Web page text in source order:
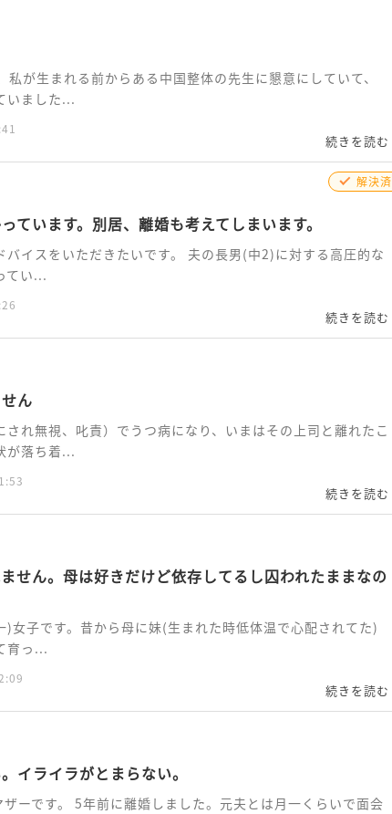
が生まれる前からある中国整体の先生に懇意にしていて、
いました...
続きを読む
解決済
ています。別居、離婚も考えてしまいます。
イスをいただきたいです。 夫の長男(中2)に対する高圧的な
てい...
続きを読む
ん
れ無視、叱責）でうつ病になり、いまはその上司と離れたこ
が落ち着...
続きを読む
せん。母は好きだけど依存してるし囚われたままなの
女子です。昔から母に妹(生まれた時低体温で心配されてた)
育っ...
続きを読む
イライラがとまらない。
ーです。 5年前に離婚しました。元夫とは月一くらいで面会